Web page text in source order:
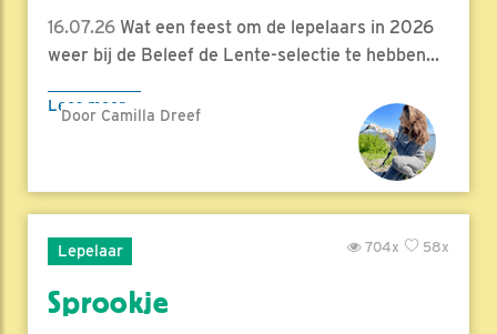
16.07.26 Wat een feest om de lepelaars in 2026
weer bij de Beleef de Lente-selectie te hebben...
Lees meer
Door Camilla Dreef
Lepelaar 58x
704x
Sprookje